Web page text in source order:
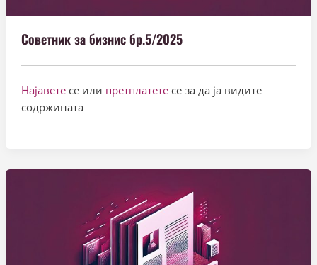
Советник за бизнис бр.5/2025
Најавете се или претплатетесе за да ја видите
содржината